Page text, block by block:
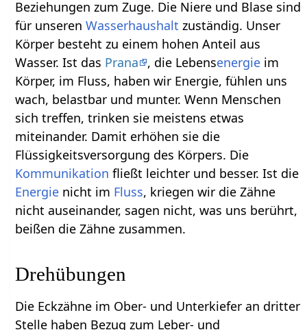
Beziehungen zum Zuge. Die Niere und Blase sind
für unserenWasserhaushalt zuständig. Unser
Körper besteht zu einem hohen Anteil aus
Wasser. Ist das Prana , die Lebensenergie im
Körper, im Fluss, haben wir Energie, fühlen uns
wach, belastbar und munter. Wenn Menschen
sich treffen, trinken sie meistens etwas
miteinander. Damit erhöhen sie die
Flüssigkeitsversorgung des Körpers. Die
Kommunikation fließt leichter und besser. Ist die
Energie nicht im Fluss, kriegen wir die Zähne
nicht auseinander, sagen nicht, was uns berührt,
beißen die Zähne zusammen.
Drehübungen
Die Eckzähne im Ober- und Unterkiefer an dritter
Stelle haben Bezug zum Leber- und